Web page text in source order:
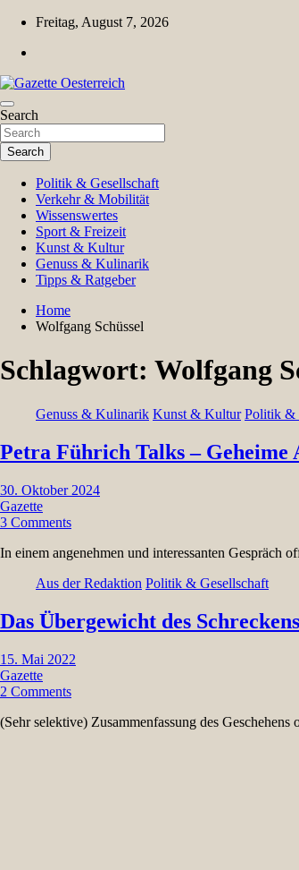
Skip
content
Freitag, August 7, 2026
Gazette Oesterreich
Magazin für Freizeit, Politik, Kultur & Wissenschaft
Search
Search
Politik & Gesellschaft
Verkehr & Mobilität
Wissenswertes
Sport & Freizeit
Kunst & Kultur
Genuss & Kulinarik
Tipps & Ratgeber
Home
Wolfgang Schüssel
Schlagwort: Wolfgang
Genuss & Kulinarik Kunst & Kultur Politik &
Petra Führich Talks – Geheime
30. Oktober 2024
Gazette
3 Comments
In einem angenehmen und interessanten Gespräch
Aus der Redaktion Politik & Gesellschaft
Das Übergewicht des Schreckens
15. Mai 2022
Gazette
2 Comments
(Sehr selektive) Zusammenfassung des